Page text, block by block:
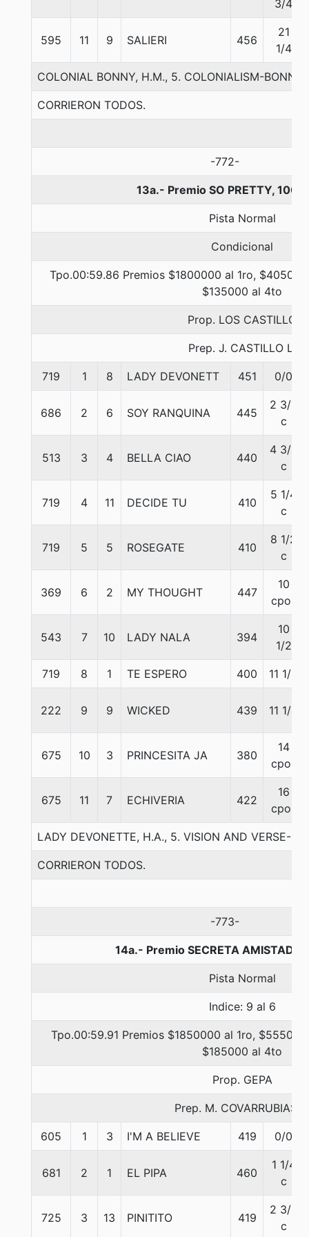
3/4
595 11 9 SALIERI 456
21
1/4
COLONIAL BONNY, H.M., 5. COLONIALISM-
CORRIERON TODOS.
-772-
13a.- Premio SO PRETTY,
Pista Normal
Condicional
Tpo.00:59.86 Premios $1800000 al 1ro,
$135000 al 4to
Prop. LOS CASTILLO
Prep. J. CASTILLO L.
719 1 8 LADY DEVONETT 451 0/0
686 2 6 SOY RANQUINA 445
2 3/4
c
513 3 4 BELLA CIAO 440
4 3/4
c
719 4 11 DECIDE TU 410
5 1/4
c
719 5 5 ROSEGATE 410
8 1/2
c
369 6 2 MY THOUGHT 447
10
cpos
543 7 10 LADY NALA 394
10
1/2
719 8 1 TE ESPERO 400 11 1/4
222 9 9 WICKED 439 11 1/4
675 10 3 PRINCESITA JA 380
14
cpos
675 11 7 ECHIVERIA 422
16
cpos
LADY DEVONETTE, H.A., 5. VISION AND VERSE-
CORRIERON TODOS.
-773-
14a.- Premio SECRETA AMISTAD,
Pista Normal
Indice: 9 al 6
Tpo.00:59.91 Premios $1850000 al 1ro,
$185000 al 4to
Prop. GEPA
Prep. M. COVARRUBIAS
605 1 3 I'M A BELIEVE 419 0/0
681 2 1 EL PIPA 460
1 1/4
c
725 3 13 PINITITO 419
2 3/4
c